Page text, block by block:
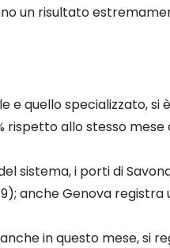
un risultato
quello specializzato, si
allo stesso mese
sistema, i porti di
anche Genova
in questo mese, si